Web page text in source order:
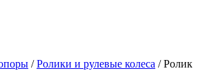
/Ролики и рулевые колеса /Ролик